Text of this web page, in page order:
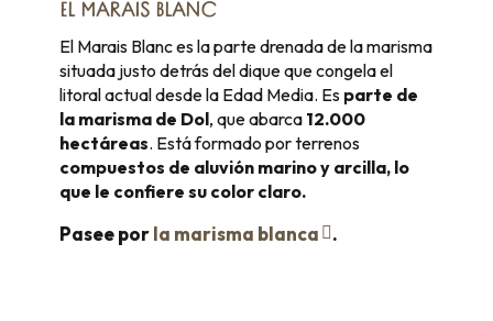
EL MARAIS BLANC
El Marais Blanc es la parte drenada de la marisma
situada justo detrás del dique que congela el
litoral actual desde la Edad Media. Es parte de
la marisma de Dol, que abarca 12.000
hectáreas. Está formado por terrenos
compuestos de aluvión marino y arcilla, lo
que le confiere su color claro.
Pasee porla marisma blanca .